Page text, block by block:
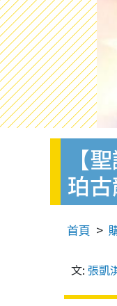
【
珀
首頁
文: 張凱